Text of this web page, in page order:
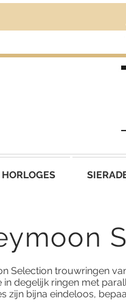
HORLOGES
Selection trouwringen
in degelijk ringen met
zijn bijna eindeloos,